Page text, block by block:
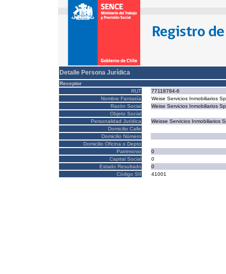
Detalle Persona Jurídica
Receptor
RUT
77118784-6
Nombre Fantasía
Weise Servicios Inmobiliarios
Razón Social
Weise Servicios Inmobiliarios
Objeto Social
Personalidad Jurídica
Weisse Servicios Inmobiliarios
Domicilio Calle
Domicilio Número
Domicilio Oficina o Depto
Patrimonio
0
Capital Social
0
Estado Resultado
0
Código SII
41001